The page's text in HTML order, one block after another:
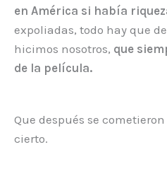
en América si había
expoliadas, todo hay que
hicimos nosotros, que
de la película.
Que después se
cierto.